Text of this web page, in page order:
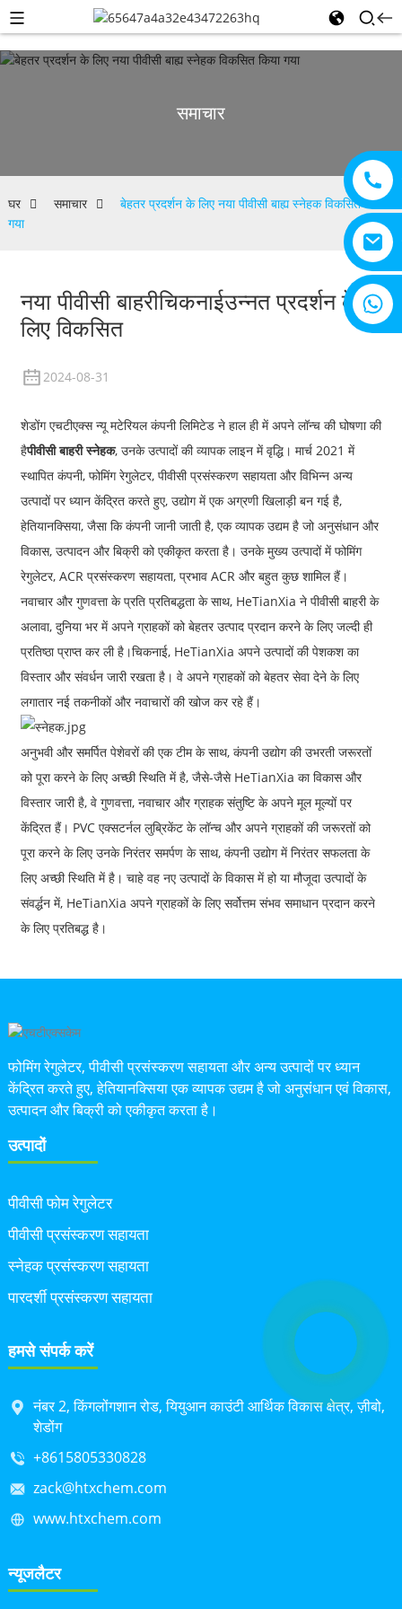
+8615805330828
समाचार
घर समाचार
बेहतर प्रदर्शन के लिए नया पीवीसी बाह्य स्नेहक विकसित किया
गया
नया पीवीसी बाहरीचिकनाईउन्नत प्रदर्शन के
लिए विकसित
2024-08-31
शेडोंग एचटीएक्स न्यू मटेरियल कंपनी लिमिटेड ने हाल ही में अपने लॉन्च की घोषणा की
हैपीवीसी बाहरी स्नेहक, उनके उत्पादों की व्यापक लाइन में वृद्धि। मार्च 2021 में
स्थापित कंपनी, फोमिंग रेगुलेटर, पीवीसी प्रसंस्करण सहायता और विभिन्न अन्य
उत्पादों पर ध्यान केंद्रित करते हुए, उद्योग में एक अग्रणी खिलाड़ी बन गई है,
हेतियानक्सिया, जैसा कि कंपनी जानी जाती है, एक व्यापक उद्यम है जो अनुसंधान और
विकास, उत्पादन और बिक्री को एकीकृत करता है। उनके मुख्य उत्पादों में फोमिंग
रेगुलेटर, ACR प्रसंस्करण सहायता, प्रभाव ACR और बहुत कुछ शामिल हैं।
नवाचार और गुणवत्ता के प्रति प्रतिबद्धता के साथ, HeTianXia ने पीवीसी बाहरी के
अलावा, दुनिया भर में अपने ग्राहकों को बेहतर उत्पाद प्रदान करने के लिए जल्दी ही
प्रतिष्ठा प्राप्त कर ली है।चिकनाई, HeTianXia अपने उत्पादों की पेशकश का
विस्तार और संवर्धन जारी रखता है। वे अपने ग्राहकों को बेहतर सेवा देने के लिए
लगातार नई तकनीकों और नवाचारों की खोज कर रहे हैं।
अनुभवी और समर्पित पेशेवरों की एक टीम के साथ, कंपनी उद्योग की उभरती जरूरतों
को पूरा करने के लिए अच्छी स्थिति में है, जैसे-जैसे HeTianXia का विकास और
विस्तार जारी है, वे गुणवत्ता, नवाचार और ग्राहक संतुष्टि के अपने मूल मूल्यों पर
केंद्रित हैं। PVC एक्सटर्नल लुब्रिकेंट के लॉन्च और अपने ग्राहकों की जरूरतों को
पूरा करने के लिए उनके निरंतर समर्पण के साथ, कंपनी उद्योग में निरंतर सफलता के
लिए अच्छी स्थिति में है। चाहे वह नए उत्पादों के विकास में हो या मौजूदा उत्पादों के
संवर्द्धन में, HeTianXia अपने ग्राहकों के लिए सर्वोत्तम संभव समाधान प्रदान करने
के लिए प्रतिबद्ध है।
फोमिंग रेगुलेटर, पीवीसी प्रसंस्करण सहायता और अन्य उत्पादों पर ध्यान
केंद्रित करते हुए, हेतियानक्सिया एक व्यापक उद्यम है जो अनुसंधान एवं विकास,
उत्पादन और बिक्री को एकीकृत करता है।
उत्पादों
पीवीसी फोम रेगुलेटर
पीवीसी प्रसंस्करण सहायता
स्नेहक प्रसंस्करण सहायता
पारदर्शी प्रसंस्करण सहायता
हमसे संपर्क करें
नंबर 2, किंगलोंगशान रोड, यियुआन काउंटी आर्थिक विकास क्षेत्र, ज़ीबो,
शेडोंग
+8615805330828
zack@htxchem.com
www.htxchem.com
न्यूजलैटर